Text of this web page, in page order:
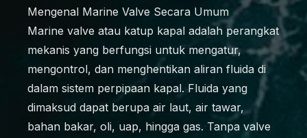
Mengenal Marine Valve Secara Umum
Marine valve atau katup kapal adalah perangkat
mekanis yang berfungsi untuk mengatur,
mengontrol, dan menghentikan aliran fluida di
dalam sistem perpipaan kapal. Fluida yang
dimaksud dapat berupa air laut, air tawar,
bahan bakar, oli, uap, hingga gas. Tanpa valve